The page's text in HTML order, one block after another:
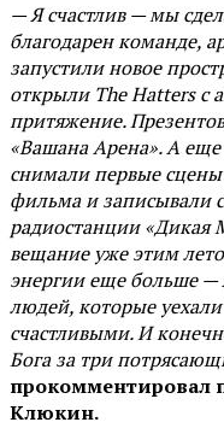
— Я счастлив — мы
благодарен команде,
запустили новое
открыли The Hatters с
притяжение.
«Вашана Арена». А
снимали первые
фильма и записывали
радиостанции «Дикая
вещание уже этим
энергии еще больше
людей, которые
счастливыми. И
Бога за три
прокомментировал
Клюкин.